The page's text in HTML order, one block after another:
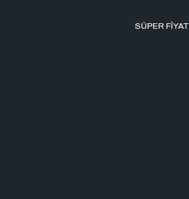
SÜPER FİYAT